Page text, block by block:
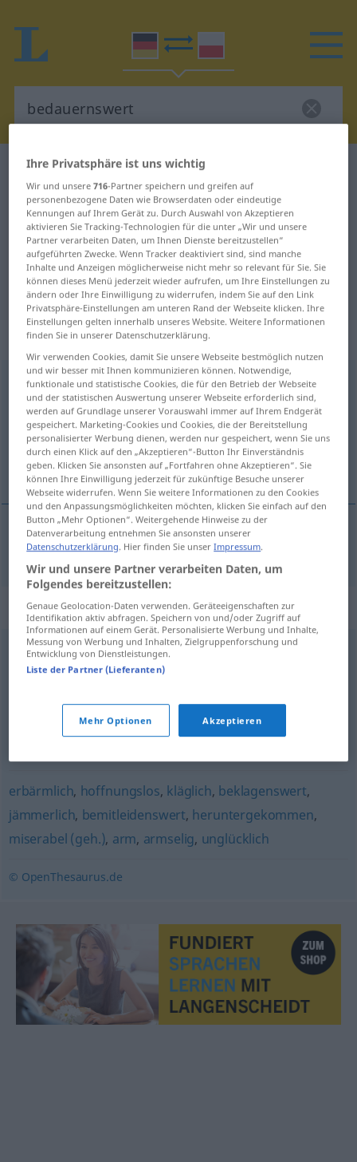
Deutsch-Polnisch Wörterbuch
Deutsch-Polnisch Übersetzung für
"bedauernswert"
"bedauernswert" Polnisch
Übersetzung
„bedauernswert“
bedauernswert
Übersicht aller Übersetzungen
(Für mehr Details die Übersetzung anklicken/antippen)
godny pożałowania
godnypożałowania bedauernswert
Synonyme für "bedauernswert"
betrüblich (geh.),jammerschade
einsam (ugs.),beklagenswert desolat,verlassen (ugs.)
erbärmlich, hoffnungslos, kläglich, beklagenswert,
jämmerlich, bemitleidenswert, heruntergekommen,
miserabel (geh.), arm, armselig, unglücklich
© OpenThesaurus.de
Ihre Privatsphäre ist uns wichtig
Wir und unsere716-Partner speichern und greifen auf
personenbezogene Daten wie Browserdaten oder eindeutige
Kennungen auf Ihrem Gerät zu. Durch Auswahl von Akzeptieren
aktivieren Sie Tracking-Technologien für die unter „Wir und unsere
Partner verarbeiten Daten, um Ihnen Dienste bereitzustellen“
aufgeführten Zwecke. Wenn Tracker deaktiviert sind, sind manche
Inhalte und Anzeigen möglicherweise nicht mehr so relevant für Sie. Sie
können dieses Menü jederzeit wieder aufrufen, um Ihre Einstellungen zu
ändern oder Ihre Einwilligung zu widerrufen, indem Sie auf den Link
Privatsphäre-Einstellungen am unteren Rand der Webseite klicken. Ihre
Einstellungen gelten innerhalb unseres Website. Weitere Informationen
finden Sie in unserer Datenschutzerklärung.
Wir verwenden Cookies, damit Sie unsere Webseite bestmöglich nutzen
und wir besser mit Ihnen kommunizieren können. Notwendige,
funktionale und statistische Cookies, die für den Betrieb der Webseite
und der statistischen Auswertung unserer Webseite erforderlich sind,
werden auf Grundlage unserer Vorauswahl immer auf Ihrem Endgerät
gespeichert. Marketing-Cookies und Cookies, die der Bereitstellung
personalisierter Werbung dienen, werden nur gespeichert, wenn Sie uns
durch einen Klick auf den „Akzeptieren“-Button Ihr Einverständnis
geben. Klicken Sie ansonsten auf „Fortfahren ohne Akzeptieren“. Sie
können Ihre Einwilligung jederzeit für zukünftige Besuche unserer
Webseite widerrufen. Wenn Sie weitere Informationen zu den Cookies
und den Anpassungsmöglichkeiten möchten, klicken Sie einfach auf den
Button „Mehr Optionen“. Weitergehende Hinweise zu der
Datenverarbeitung entnehmen Sie ansonsten unserer
Datenschutzerklärung. Hier finden Sie unserImpressum.
Wir und unsere Partner verarbeiten Daten, um
Folgendes bereitzustellen:
Genaue Geolocation-Daten verwenden. Geräteeigenschaften zur
Identifikation aktiv abfragen. Speichern von und/oder Zugriff auf
Informationen auf einem Gerät. Personalisierte Werbung und Inhalte,
Messung von Werbung und Inhalten, Zielgruppenforschung und
Entwicklung von Dienstleistungen.
Liste der Partner (Lieferanten)
Mehr Optionen Akzeptieren